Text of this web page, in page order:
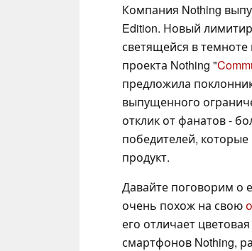
Компания Nothing
Edition. Новый
светящейся в темноте
проекта Nothing "
предложила
выпущенного
отклик от фанатов -
победителей,
продукт.
Давайте поговорим о
очень похож на свою
его отличает
смартфонов Nothing,